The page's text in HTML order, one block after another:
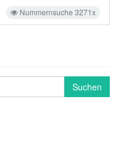
Nummernsuche 3271x
Suchen